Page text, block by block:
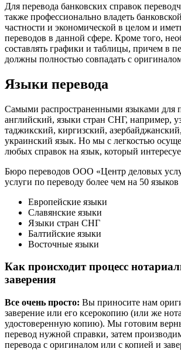
Для перевода банковских справок
также профессионально владеть
частности и экономической в целом и
переводов в данной сфере. Кроме того,
составлять графики и таблицы, причем в
должны полностью совпадать с
Языки перевода
Самыми распространенными языками для
английский, языки стран СНГ, например,
таджикский, киргизский,
украинский язык. Но мы с легкостью
любых справок на язык, который
Бюро переводов ООО «Центр деловых
услуги по переводу более чем на 50
Европейские языки
Славянские языки
Языки стран СНГ
Балтийские языки
Восточные языки
Как происходит процесс
заверения
Все очень просто: Вы приносите нам
заверение или его ксерокопию (или же
удостоверенную копию). Мы готовим
перевод нужной справки, затем
перевода с оригиналом или с копией и